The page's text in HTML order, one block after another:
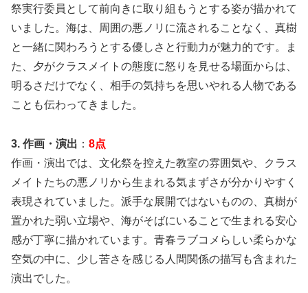
祭実行委員として前向きに取り組もうとする姿が描かれて
いました。海は、周囲の悪ノリに流されることなく、真樹
と一緒に関わろうとする優しさと行動力が魅力的です。ま
た、夕がクラスメイトの態度に怒りを見せる場面からは、
明るさだけでなく、相手の気持ちを思いやれる人物である
ことも伝わってきました。
3. 作画・演出 ： 8点
作画・演出では、文化祭を控えた教室の雰囲気や、クラス
メイトたちの悪ノリから生まれる気まずさが分かりやすく
表現されていました。派手な展開ではないものの、真樹が
置かれた弱い立場や、海がそばにいることで生まれる安心
感が丁寧に描かれています。青春ラブコメらしい柔らかな
空気の中に、少し苦さを感じる人間関係の描写も含まれた
演出でした。